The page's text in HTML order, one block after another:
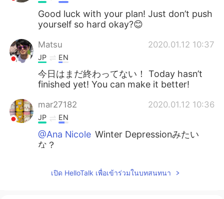
Good luck with your plan! Just don’t push
yourself so hard okay?😊
Matsu 2020.01.12 10:37
JP EN
今日はまだ終わってない！ Today hasn’t
finished yet! You can make it better!
mar27182 2020.01.12 10:36
JP EN
@Ana Nicole Winter Depressionみたい
な？
EN
เปิด HelloTalk เพื่อเข้าร่วมในบทสนทนา